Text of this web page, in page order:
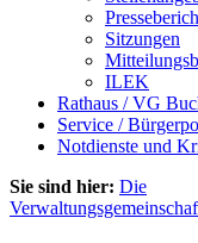
Sitzungen
ILEK
Rathaus / VG
Service /
Notdienste und
Sie sind hier: Die